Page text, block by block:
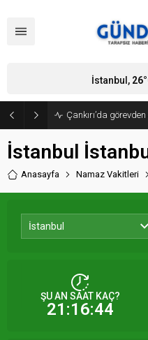
İstanbul, 26
İstanbul
Anasayfa Namaz Vakitleri
ŞU AN SAAT KAÇ?
21:16:44
İstanbul